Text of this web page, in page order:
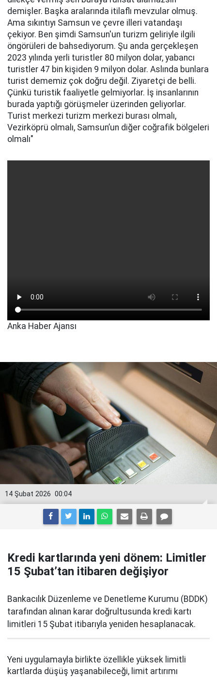
demişler. Başka aralarında itilaflı mevzular olmuş.
Ama sıkıntıyı Samsun ve çevre illeri vatandaşı
çekiyor. Ben şimdi Samsun'un turizm geliriyle ilgili
öngörüleri de bahsediyorum. Şu anda gerçekleşen
2023 yılında yerli turistler 80 milyon dolar, yabancı
turistler 47 bin kişiden 9 milyon dolar. Aslında bunlara
turist dememiz çok doğru değil. Ziyaretçi de belli.
Çünkü turistik faaliyetle gelmiyorlar. İş insanlarının
burada yaptığı görüşmeler üzerinden geliyorlar.
Turist merkezi turizm merkezi burası olmalı,
Vezirköprü olmalı, Samsun’un diğer coğrafik bölgeleri
olmalı"
Anka Haber Ajansı
00:04
14 Şubat 2026
Kredi kartlarında yeni dönem: Limitler
15 Şubat’tan itibaren değişiyor
Bankacılık Düzenleme ve Denetleme Kurumu (BDDK)
tarafından alınan karar doğrultusunda kredi kartı
limitleri 15 Şubat itibarıyla yeniden hesaplanacak.
Yeni uygulamayla birlikte özellikle yüksek limitli
kartlarda düşüş yaşanabileceği, limit artırımı